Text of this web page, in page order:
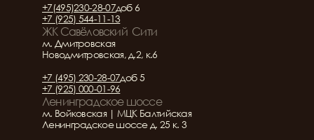
+7(495)230-28-07доб 6
+7 (925) 544-11-13
ЖК Савёловский  Сити
м. Дмитровская
Новодмитровская, д.2, к.6
+7 (495) 230-28-07доб 5
+7 (925) 000-01-96
Ленинградское шоссе
м. Войковская | МЦК Балтийская
Ленинградское шоссе д. 25 к. 3